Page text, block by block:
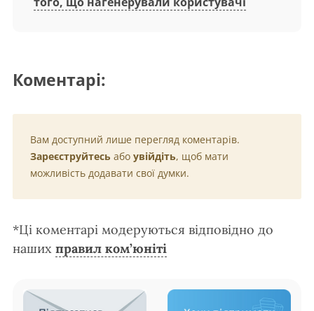
Коментарі:
Вам доступний лише перегляд коментарів.
Зареєструйтесь або увійдіть, щоб мати
можливість додавати свої думки.
*Ці коментарі модеруються відповідно до
наших правил ком’юніті